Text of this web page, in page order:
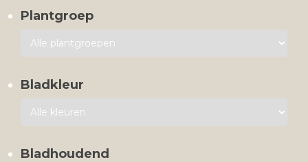
Plantgroep
Bladkleur
Bladhoudend